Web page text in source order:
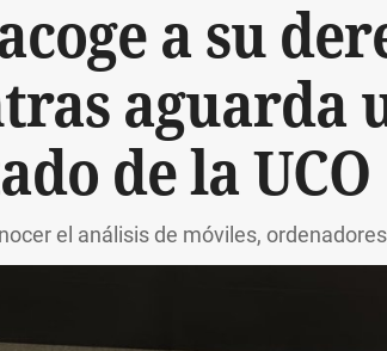
a su
aguarda
de la UCO
el análisis de móviles,